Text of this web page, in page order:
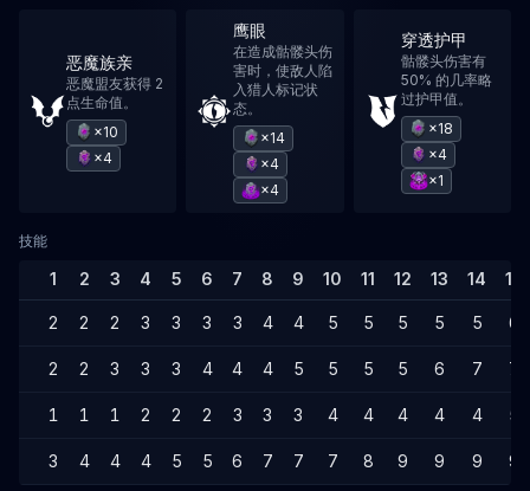
恶魔族亲
恶魔盟友获得 2
点生命值。
×10
×4
鹰眼
在造成骷髅头伤
害时，使敌人陷
入猎人标记状
态。
×14
×4
×4
穿透护甲
骷髅头伤害有
50% 的几率略
过护甲值。
×18
×4
×1
技能
1 2 3 4 5 6 7 8 9 10 11 12 13 14 15
2 2 2 3 3 3 3 4 4 5 5 5 5 5 6
2 2 3 3 3 4 4 4 5 5 5 5 6 7 7
1 1 1 2 2 2 3 3 3 4 4 4 4 4 5
3 4 4 4 5 5 6 7 7 7 8 9 9 9 9